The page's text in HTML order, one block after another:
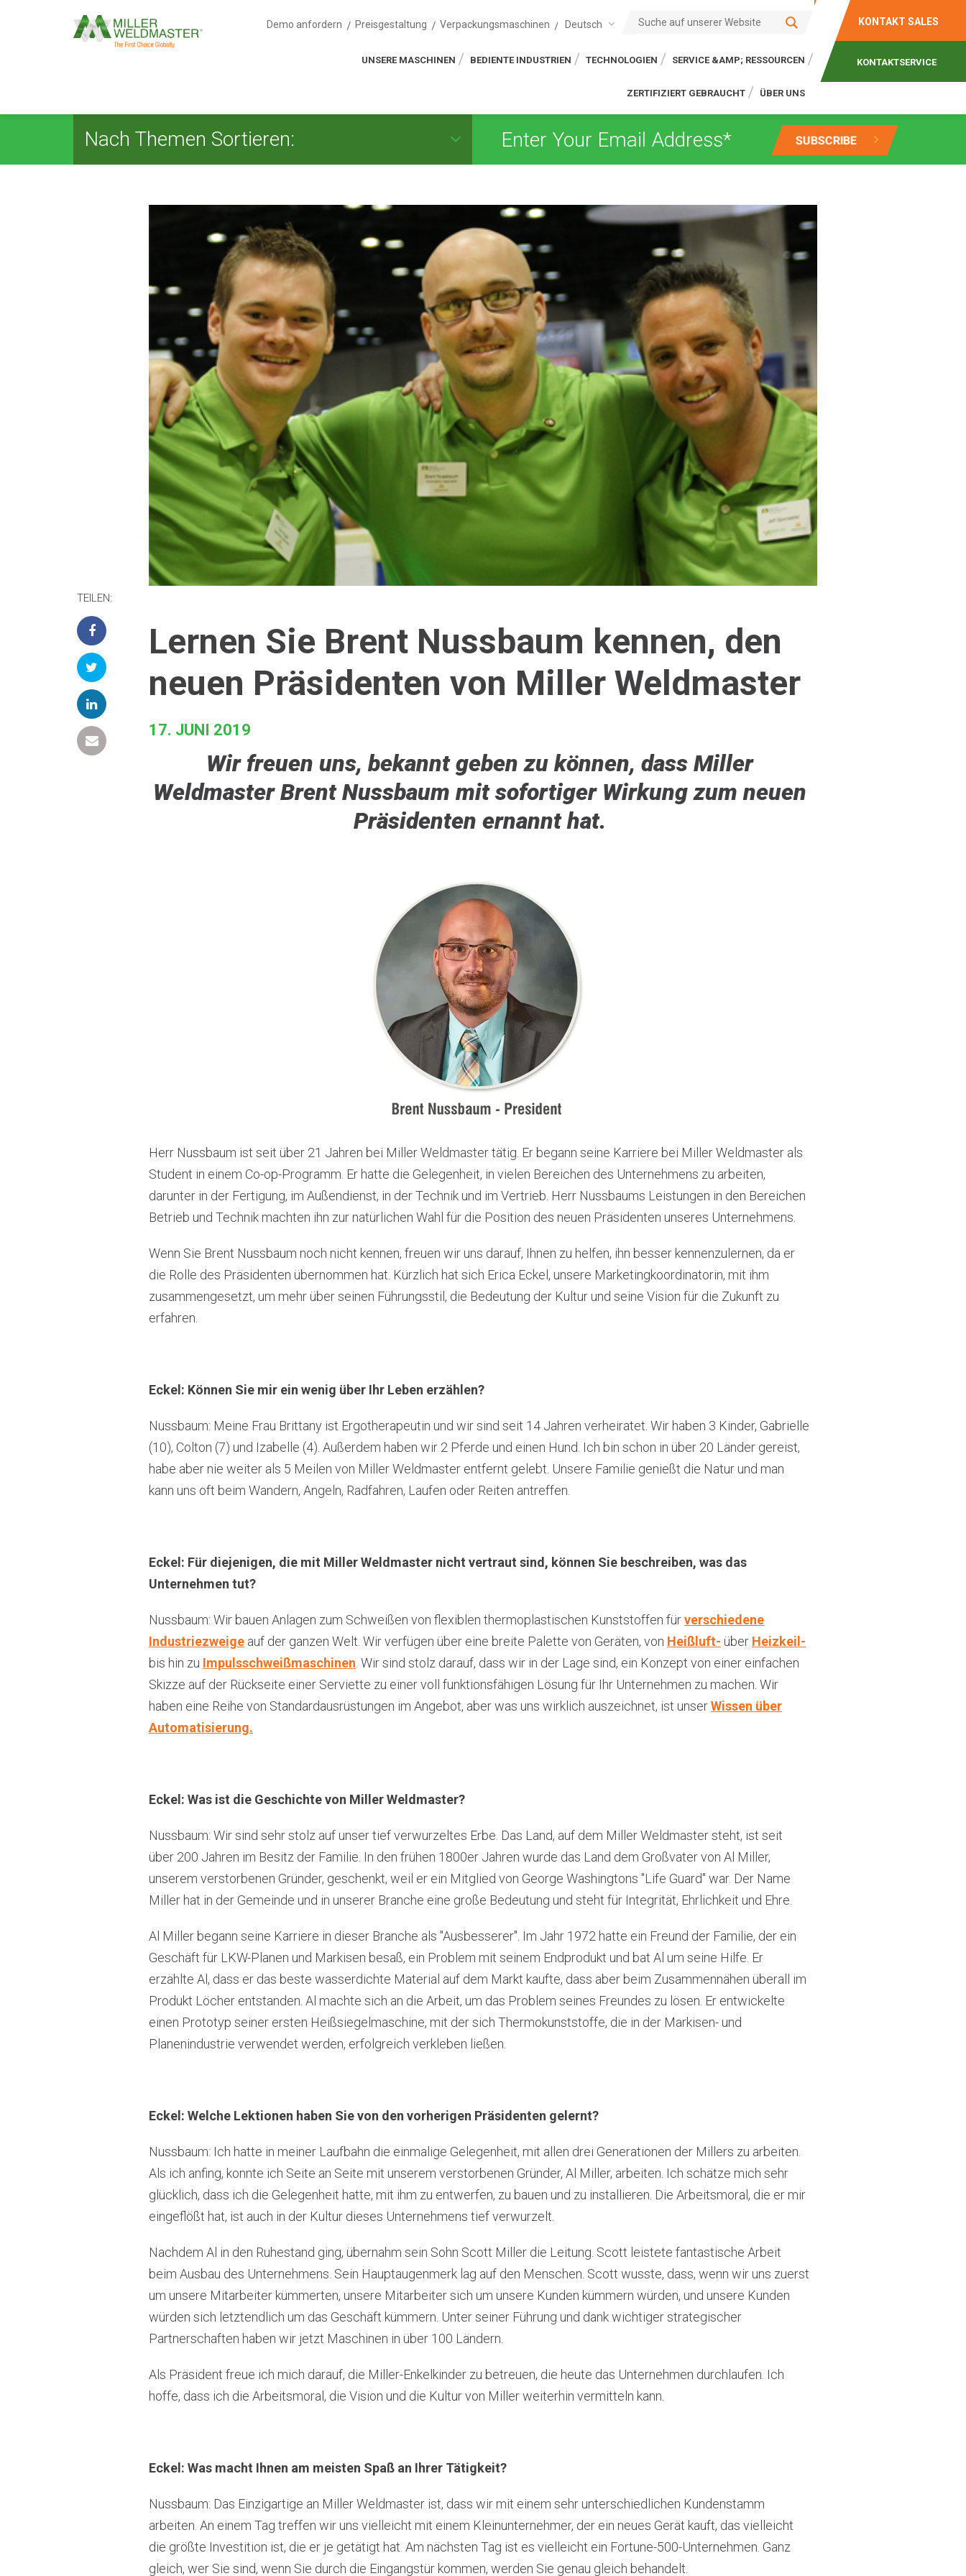
Demo anfordern Preisgestaltung Verpackungsmaschinen Deutsch
UNSERE MASCHINEN BEDIENTE INDUSTRIEN TECHNOLOGIEN SERVICE &AMP; RESSOURCEN
ZERTIFIZIERT GEBRAUCHT ÜBER UNS
KONTAKT SALES
KONTAKTSERVICE
Nach Themen Sortieren:
Lernen Sie Brent Nussbaum kennen, den
neuen Präsidenten von Miller Weldmaster
17. JUNI 2019
TEILEN:
Wir freuen uns, bekannt geben zu können, dass Miller
Weldmaster Brent Nussbaum mit sofortiger Wirkung zum neuen
Präsidenten ernannt hat.
Herr Nussbaum ist seit über 21 Jahren bei Miller Weldmaster tätig. Er begann seine Karriere bei Miller Weldmaster als
Student in einem Co-op-Programm. Er hatte die Gelegenheit, in vielen Bereichen des Unternehmens zu arbeiten,
darunter in der Fertigung, im Außendienst, in der Technik und im Vertrieb. Herr Nussbaums Leistungen in den Bereichen
Betrieb und Technik machten ihn zur natürlichen Wahl für die Position des neuen Präsidenten unseres Unternehmens.
Wenn Sie Brent Nussbaum noch nicht kennen, freuen wir uns darauf, Ihnen zu helfen, ihn besser kennenzulernen, da er
die Rolle des Präsidenten übernommen hat. Kürzlich hat sich Erica Eckel, unsere Marketingkoordinatorin, mit ihm
zusammengesetzt, um mehr über seinen Führungsstil, die Bedeutung der Kultur und seine Vision für die Zukunft zu
erfahren.
Eckel: Können Sie mir ein wenig über Ihr Leben erzählen?
Nussbaum: Meine Frau Brittany ist Ergotherapeutin und wir sind seit 14 Jahren verheiratet. Wir haben 3 Kinder, Gabrielle
(10), Colton (7) und Izabelle (4). Außerdem haben wir 2 Pferde und einen Hund. Ich bin schon in über 20 Länder gereist,
habe aber nie weiter als 5 Meilen von Miller Weldmaster entfernt gelebt. Unsere Familie genießt die Natur und man
kann uns oft beim Wandern, Angeln, Radfahren, Laufen oder Reiten antreffen.
Eckel: Für diejenigen, die mit Miller Weldmaster nicht vertraut sind, können Sie beschreiben, was das
Unternehmen tut?
Nussbaum: Wir bauen Anlagen zum Schweißen von flexiblen thermoplastischen Kunststoffen fürverschiedene
Industriezweige auf der ganzen Welt. Wir verfügen über eine breite Palette von Geräten, von Heißluft- über Heizkeil-
bis hin zu Impulsschweißmaschinen . Wir sind stolz darauf, dass wir in der Lage sind, ein Konzept von einer einfachen
Skizze auf der Rückseite einer Serviette zu einer voll funktionsfähigen Lösung für Ihr Unternehmen zu machen. Wir
haben eine Reihe von Standardausrüstungen im Angebot, aber was uns wirklich auszeichnet, ist unserWissen über
Automatisierung.
Eckel: Was ist die Geschichte von Miller Weldmaster?
Nussbaum: Wir sind sehr stolz auf unser tief verwurzeltes Erbe. Das Land, auf dem Miller Weldmaster steht, ist seit
über 200 Jahren im Besitz der Familie. In den frühen 1800er Jahren wurde das Land dem Großvater von Al Miller,
unserem verstorbenen Gründer, geschenkt, weil er ein Mitglied von George Washingtons "Life Guard" war. Der Name
Miller hat in der Gemeinde und in unserer Branche eine große Bedeutung und steht für Integrität, Ehrlichkeit und Ehre.
Al Miller begann seine Karriere in dieser Branche als "Ausbesserer". Im Jahr 1972 hatte ein Freund der Familie, der ein
Geschäft für LKW-Planen und Markisen besaß, ein Problem mit seinem Endprodukt und bat Al um seine Hilfe. Er
erzählte Al, dass er das beste wasserdichte Material auf dem Markt kaufte, dass aber beim Zusammennähen überall im
Produkt Löcher entstanden. Al machte sich an die Arbeit, um das Problem seines Freundes zu lösen. Er entwickelte
einen Prototyp seiner ersten Heißsiegelmaschine, mit der sich Thermokunststoffe, die in der Markisen- und
Planenindustrie verwendet werden, erfolgreich verkleben ließen.
Eckel: Welche Lektionen haben Sie von den vorherigen Präsidenten gelernt?
Nussbaum: Ich hatte in meiner Laufbahn die einmalige Gelegenheit, mit allen drei Generationen der Millers zu arbeiten.
Als ich anfing, konnte ich Seite an Seite mit unserem verstorbenen Gründer, Al Miller, arbeiten. Ich schätze mich sehr
glücklich, dass ich die Gelegenheit hatte, mit ihm zu entwerfen, zu bauen und zu installieren. Die Arbeitsmoral, die er mir
eingeflößt hat, ist auch in der Kultur dieses Unternehmens tief verwurzelt.
Nachdem Al in den Ruhestand ging, übernahm sein Sohn Scott Miller die Leitung. Scott leistete fantastische Arbeit
beim Ausbau des Unternehmens. Sein Hauptaugenmerk lag auf den Menschen. Scott wusste, dass, wenn wir uns zuerst
um unsere Mitarbeiter kümmerten, unsere Mitarbeiter sich um unsere Kunden kümmern würden, und unsere Kunden
würden sich letztendlich um das Geschäft kümmern. Unter seiner Führung und dank wichtiger strategischer
Partnerschaften haben wir jetzt Maschinen in über 100 Ländern.
Als Präsident freue ich mich darauf, die Miller-Enkelkinder zu betreuen, die heute das Unternehmen durchlaufen. Ich
hoffe, dass ich die Arbeitsmoral, die Vision und die Kultur von Miller weiterhin vermitteln kann.
Eckel: Was macht Ihnen am meisten Spaß an Ihrer Tätigkeit?
Nussbaum: Das Einzigartige an Miller Weldmaster ist, dass wir mit einem sehr unterschiedlichen Kundenstamm
arbeiten. An einem Tag treffen wir uns vielleicht mit einem Kleinunternehmer, der ein neues Gerät kauft, das vielleicht
die größte Investition ist, die er je getätigt hat. Am nächsten Tag ist es vielleicht ein Fortune-500-Unternehmen. Ganz
gleich, wer Sie sind, wenn Sie durch die Eingangstür kommen, werden Sie genau gleich behandelt.